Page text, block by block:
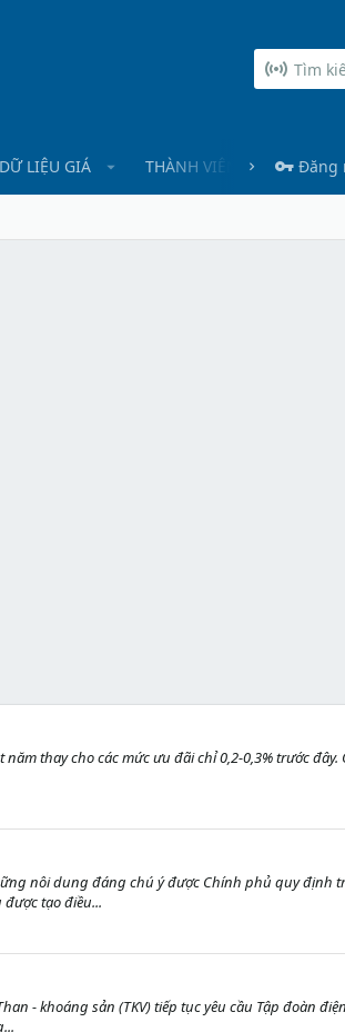
DỮ LIỆU GIÁ THÀNH VIÊN Đăng
thay cho các mức ưu đãi chỉ 0,2-0,3% trước đây.
nôi dung đáng chú ý được Chính phủ quy định
tạo điều...
- khoáng sản (TKV) tiếp tục yêu cầu Tập đoàn